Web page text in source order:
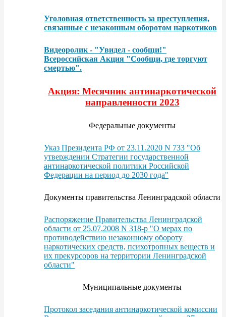
Уголовная ответственность за преступления,
связанные с незаконным оборотом наркотиков
Видеоролик - "Увидел - сообщи!"
Всероссийская Акция "Сообщи, где торгуют
смертью".
Акция: Месячник антинаркотической
направленности 2023
Федеральные документы
Указ Президента РФ от 23.11.2020 N 733 "Об
утверждении Стратегии государственной
антинаркотической политики Российской
Федерации на период до 2030 года"
Документы правительства Ленинградской области
Распоряжение Правительства Ленинградской
области от 25.07.2008 N 318-р "О мерах по
противодействию незаконному обороту
наркотических средств, психотропных веществ и
их прекурсоров на территории Ленинградской
области"
Муниципальные документы
Протокол заседания антинаркотической комиссии